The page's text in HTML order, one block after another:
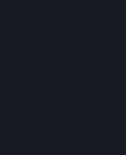
Как
Вы можете запросить
другим проблемам с
Последнее обновление